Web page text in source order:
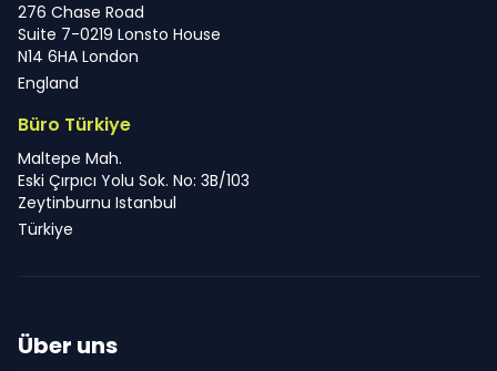
276 Chase Road
Suite 7-0219 Lonsto House
N14 6HA London
England
Büro Türkiye
Maltepe Mah.
Eski Çırpıcı Yolu Sok. No: 3B/103
Zeytinburnu Istanbul
Türkiye
Über uns